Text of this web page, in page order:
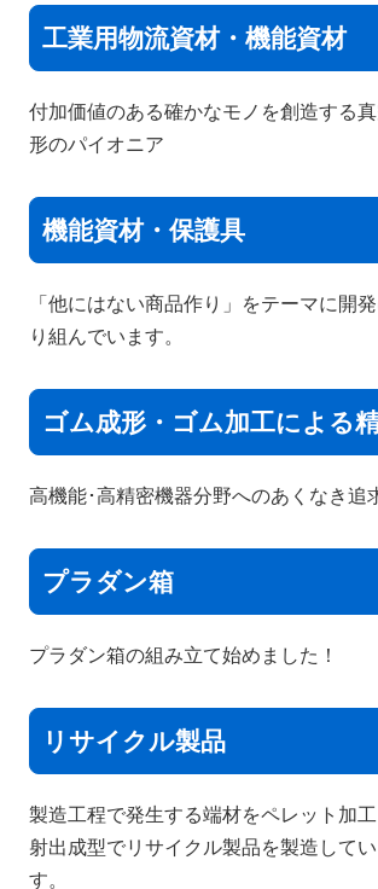
工業用物流資材・機能資材
付加価値のある確かなモノを創造する
形のパイオニア
機能資材・保護具
「他にはない商品作り」をテーマに開
り組んでいます。
ゴム成形・ゴム加工による
高機能･高精密機器分野へのあくなき追
プラダン箱
プラダン箱の組み立て始めました！
リサイクル製品
製造工程で発生する端材をペレット加工
射出成型でリサイクル製品を製造してい
す。